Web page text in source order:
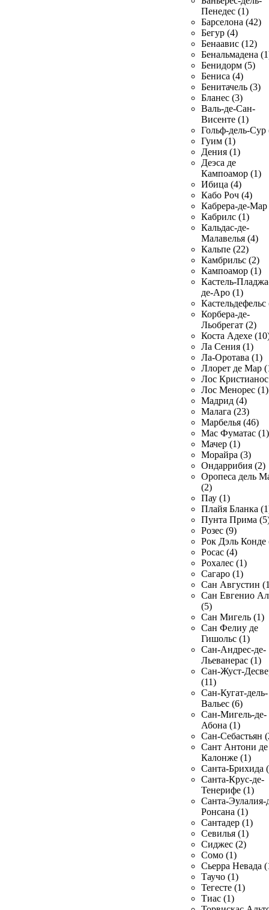
Пенедес (1)
Барселона (42)
Бегур (4)
Бенаавис (12)
Бенальмадена
Бенидорм (5)
Бениса (4)
Бенитачель (3)
Бланес (3)
Валь-де-Сан-
Висенте (1)
Гольф-дель-Сур
Гуим (1)
Дения (1)
Деэса де
Кампоамор (1)
Ибица (4)
Кабо Роч (4)
Кабрера-де-Мар
Кабрилс (1)
Кальдас-де-
Малавелья (4)
Кальпе (22)
Камбрильс (2)
Кампоамор (1)
Кастель-
де-Аро (1)
Кастельдефельс
Корбера-де-
Льобрегат (2)
Коста Адехе
Ла Сения (1)
Ла-Оротава (1)
Ллорет де Мар
Лос
Лос Менорес (1)
Мадрид (4)
Малага (23)
Марбелья (46)
Мас Фуматас (1)
Мачер (1)
Морайра (3)
Ондаррибия (2)
Оропеса дель
(2)
Пау (1)
Плайя Бланка
Пунта Прима
Розес (9)
Рок Дэль Конде
Росас (4)
Рохалес (1)
Сагаро (1)
Сан Августин
Сан Евгенио
(5)
Сан Мигель (1)
Сан Фелиу де
Гишольс (1)
Сан-Андрес-де-
Льеванерас (1)
Сан-Жуст-
(11)
Сан-Кугат-дель-
Вальес (6)
Сан-Мигель-де-
Абона (1)
Сан-Себастьян
Сант Антони де
Калонже (1)
Санта-Брихида
Санта-Крус-де-
Тенерифе (1)
Санта-Эулалия-
Ронсана (1)
Сантадер (1)
Севилья (1)
Сиджес (2)
Сомо (1)
Сьерра Невада
Таучо (1)
Тегесте (1)
Тиас (1)